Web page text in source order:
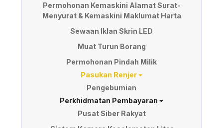
Permohonan Kemaskini Alamat Surat-
Menyurat & Kemaskini Maklumat Harta
Sewaan Iklan Skrin LED
Muat Turun Borang
Permohonan Pindah Milik
Pasukan Renjer
Pengebumian
Perkhidmatan Pembayaran
Pusat Siber Rakyat